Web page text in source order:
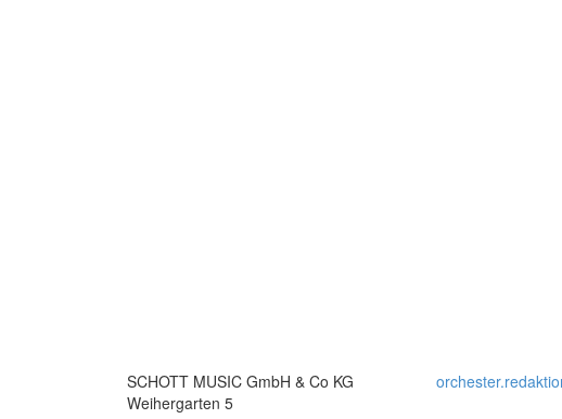
SCHOTT MUSIC GmbH & Co KG
Weihergarten 5